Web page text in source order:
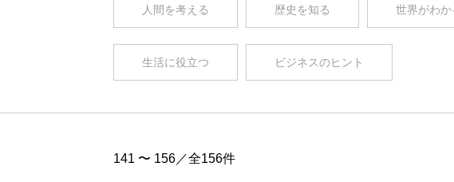
人間を考える 歴史を知る 世界がわか
生活に役立つ ビジネスのヒント
141 〜 156／全156件